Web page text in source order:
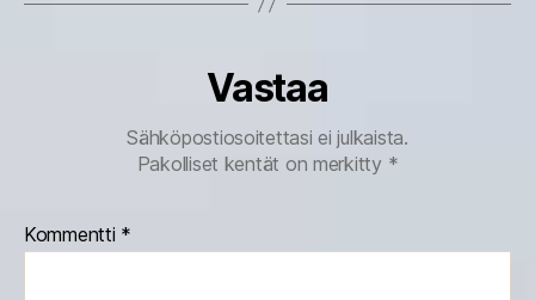
Vastaa
Sähköpostiosoitettasi ei julkaista.
Pakolliset kentät on merkitty *
Kommentti *